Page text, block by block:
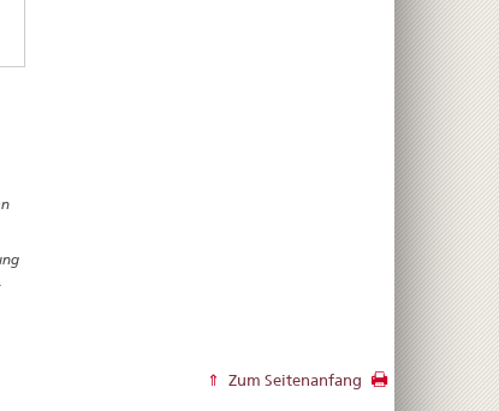
Zum Seitenanfang